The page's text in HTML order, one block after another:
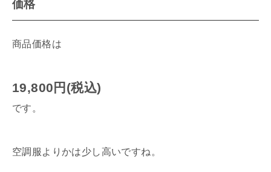
価格
商品価格は
19,800円(税込)
です。
空調服よりかは少し高いですね。